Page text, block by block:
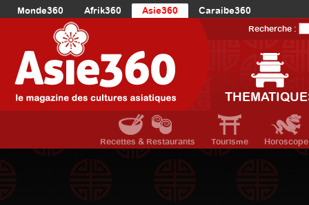
Monde360 Afrik360 Asie360
Caraibe360
Europe360
AmériqueDuNord360
Océanie360
Recherche :
Recettes & Restaurants Tourisme Horoscope